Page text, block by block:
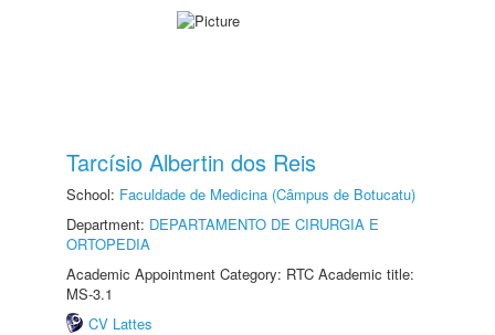
Tarcísio Albertin dos Reis
School: Faculdade de Medicina (Câmpus de Botucatu)
Department: DEPARTAMENTO DE CIRURGIA E
ORTOPEDIA
Academic Appointment Category: RTC Academic title:
MS-3.1
CV Lattes